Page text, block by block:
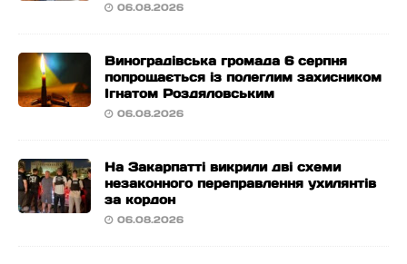
06.08.2026
Виноградівська громада 6 серпня
попрощається із полеглим захисником
Ігнатом Роздяловським
06.08.2026
На Закарпатті викрили дві схеми
незаконного переправлення ухилянтів
за кордон
06.08.2026